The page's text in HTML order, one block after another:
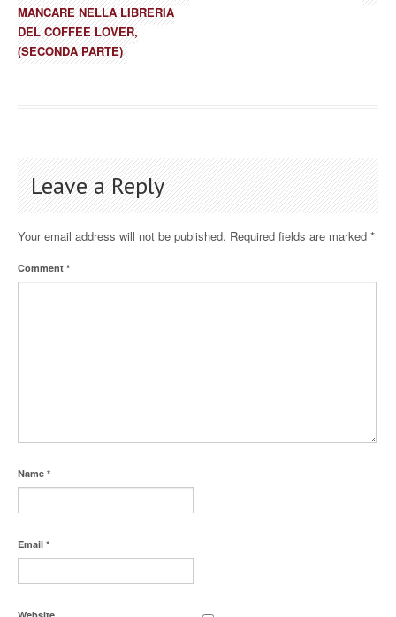
MANCARE NELLA LIBRERIA
DEL COFFEE LOVER,
(SECONDA PARTE)
Leave a Reply
Your email address will not be published. Required fields are marked *
Comment *
Name *
Email *